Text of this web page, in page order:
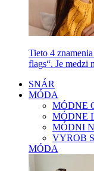
Tieto 4
flags“. Je medzi
SNÁR
MÓDA
MÓDNE
MÓDNE
MÓDNI
VYROB
MÓDA